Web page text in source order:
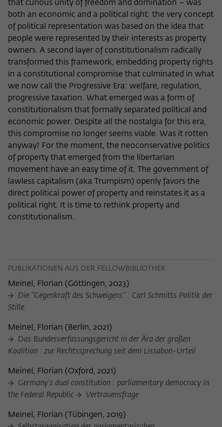
that curious unity of freedom and domination – was
both an economic and a political right: the very concept
of political representation was based on the idea that
people were represented by their interests as property
owners. A second layer of constitutionalism radically
transformed this framework, embedding property rights
in a constitutional compromise that culminated in what
we now call the Progressive Era: welfare, regulation,
progressive taxation. What emerged was a form of
constitutionalism that formally separated political and
economic power. Despite all the nostalgia for this era,
this compromise no longer seems viable. Was it rotten
anyway? For the moment, the neoconservative politics
of property that emerged from the libertarian
movement have an easy time of it. The government of
lawless capitalism (aka Trumpism) openly favors the
direct political power of property and reinstates it as a
political right. It is time to rethink property and
constitutionalism.
PUBLIKATIONEN AUS DER FELLOWBIBLIOTHEK
Meinel, Florian (Göttingen, 2023)
Die "Gegenkraft des Schweigens" : Carl Schmitts Politik der
Stille
Meinel, Florian ( Berlin, 2021)
Das Bundesverfassungsgericht in der Ära der großen
Koalition : zur Rechtssprechung seit dem Lissabon-Urteil
Meinel, Florian (Oxford, 2021)
Germany's dual constitution : parliamentary democracy in
the Federal Republic
Vertrauensfrage
Meinel, Florian ( Tübingen, 2019)